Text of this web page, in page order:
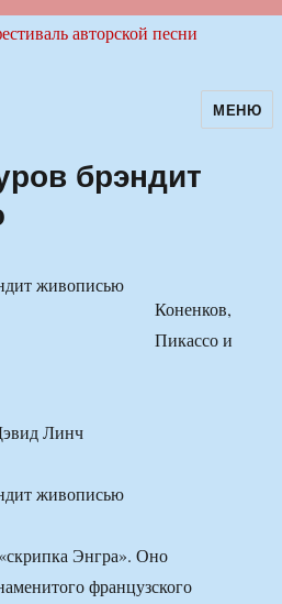
авторскойМЕНЮ
брэндит
Коненков,
Пикассо и
Линч
Энгра». Оно
французского